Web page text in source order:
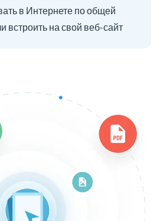
в Интернете по общей
встроить на свой веб-сайт